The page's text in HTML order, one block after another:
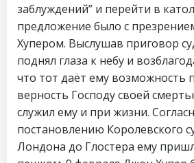
заблуждений” и перейти в
предложение было с
Хупером. Выслушав приговор
поднял глаза к небу и
что тот даёт ему возможность
верность Господу своей
служил ему и при жизни.
постановлению Королевского
Лондона до Глостера ему